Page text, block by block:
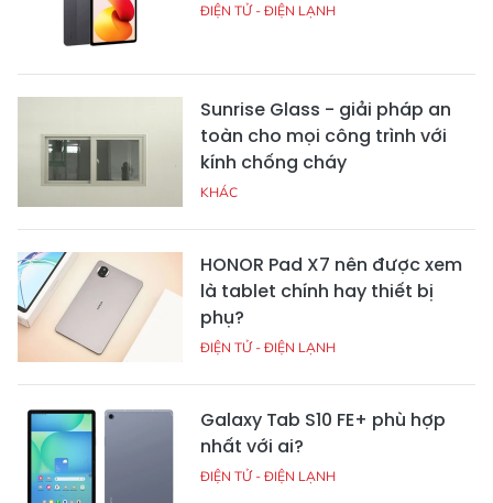
ĐIỆN TỬ - ĐIỆN LẠNH
Sunrise Glass - giải pháp an
toàn cho mọi công trình với
kính chống cháy
KHÁC
HONOR Pad X7 nên được xem
là tablet chính hay thiết bị
phụ?
ĐIỆN TỬ - ĐIỆN LẠNH
Galaxy Tab S10 FE+ phù hợp
nhất với ai?
ĐIỆN TỬ - ĐIỆN LẠNH